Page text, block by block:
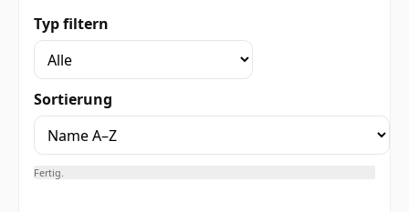
Typ filtern
Sortierung
Fertig.